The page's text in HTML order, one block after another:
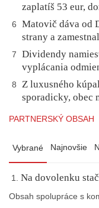
zaplatíš 53 eur,
6
Matovič dáva od
strany a
7
Dividendy
vyplácania
8
Z luxusného
sporadicky, obec
PARTNERSKÝ OBSAH
Vybrané Najnovšie
Na dovolenku
Obsah spolupráce s